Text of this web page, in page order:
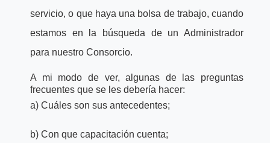
servicio, o que haya una bolsa de trabajo, cuando
estamos en la búsqueda de un Administrador
para nuestro Consorcio.
A mi modo de ver, algunas de las preguntas
frecuentes que se les debería hacer:
a) Cuáles son sus antecedentes;
b) Con que capacitación cuenta;